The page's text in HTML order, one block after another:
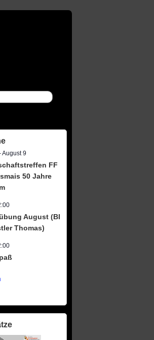
August 9
FF
50 Jahre
August (BI
Thomas)